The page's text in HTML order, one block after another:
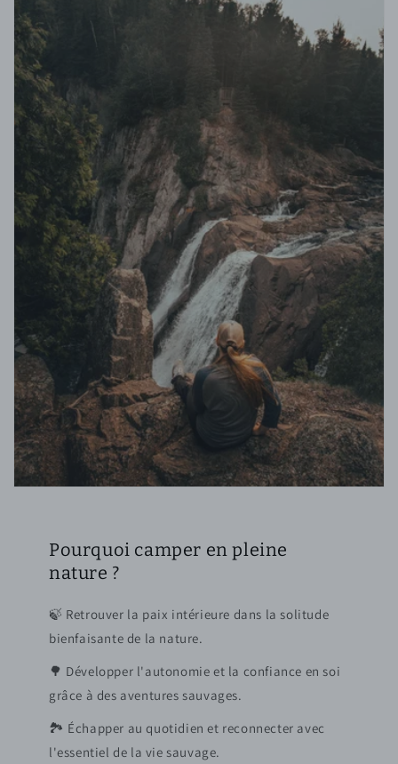
Pourquoi camper en pleine
nature ?
🍃 Retrouver la paix intérieure dans la solitude
bienfaisante de la nature.
🌳 Développer l'autonomie et la confiance en soi
grâce à des aventures sauvages.
🏞️ Échapper au quotidien et reconnecter avec
l'essentiel de la vie sauvage.